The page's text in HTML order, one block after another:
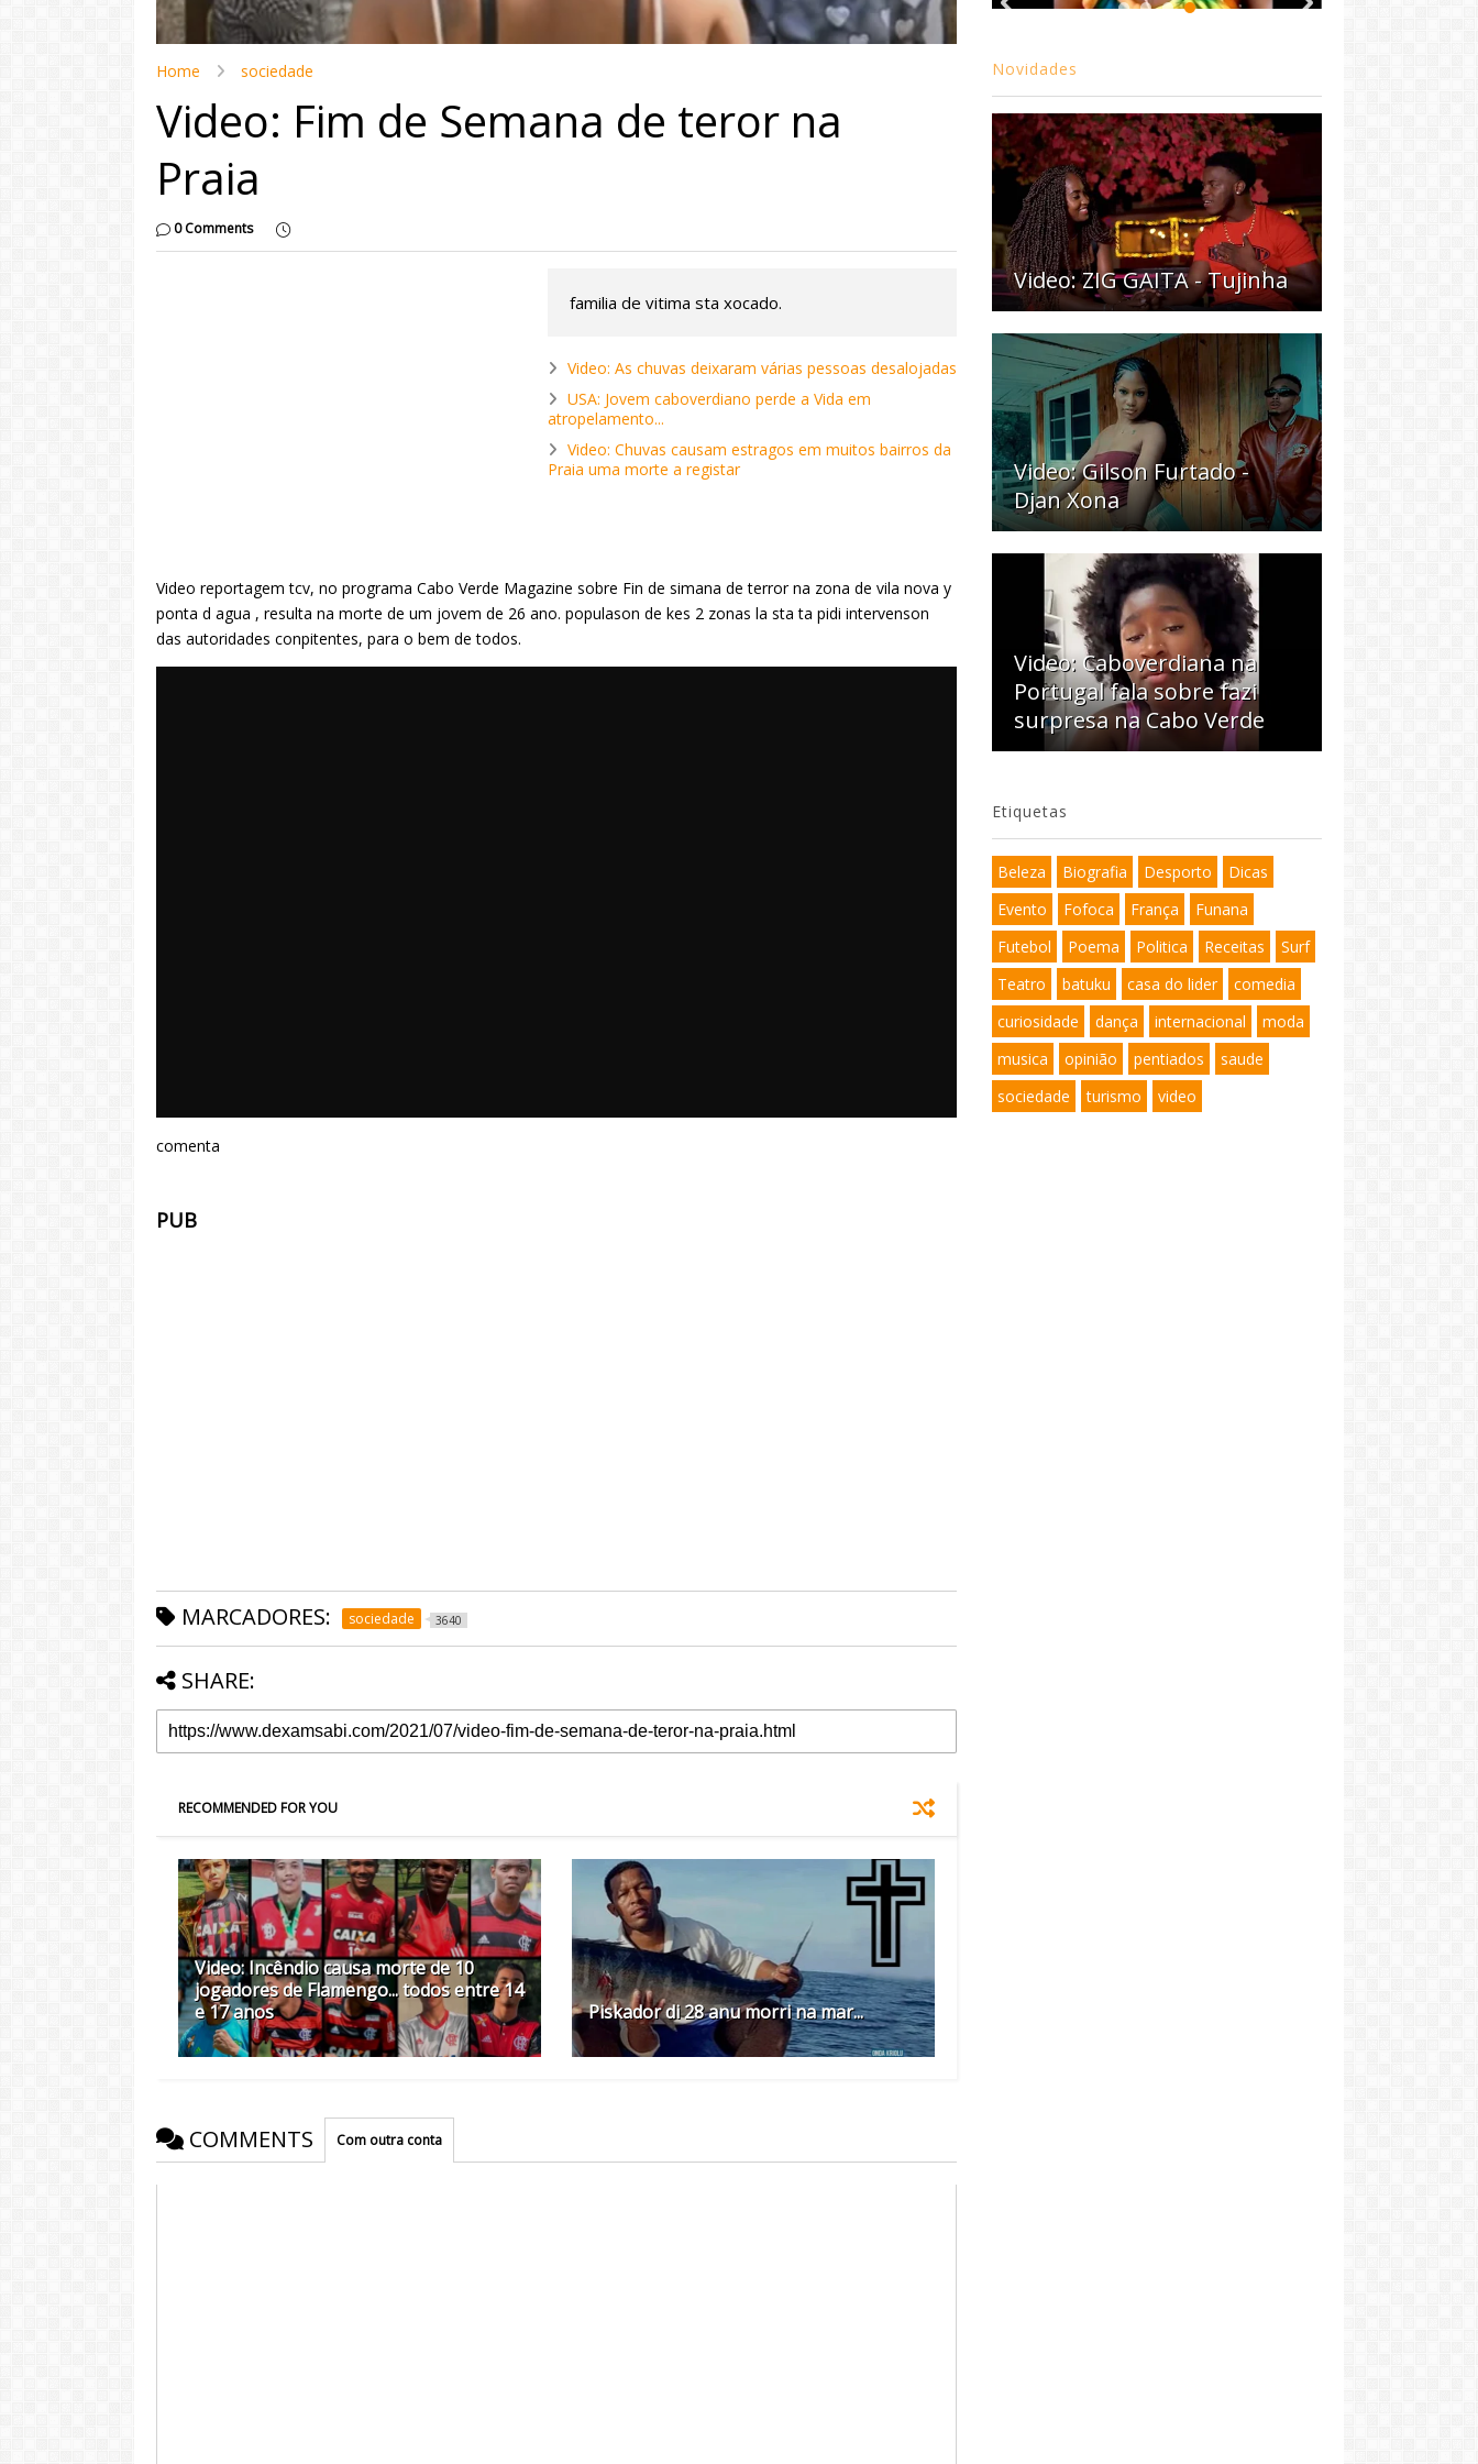
Home sociedade
Video: Fim de Semana de teror na
Praia
0 Comments
familia de vitima sta xocado.
Video: As chuvas deixaram várias pessoas desalojadas
USA: Jovem caboverdiano perde a Vida em
atropelamento...
Video: Chuvas causam estragos em muitos bairros da
Praia uma morte a registar
Video reportagem tcv, no programa Cabo Verde Magazine sobre Fin de simana de terror na zona de vila nova y
ponta d agua , resulta na morte de um jovem de 26 ano. populason de kes 2 zonas la sta ta pidi intervenson
das autoridades conpitentes, para o bem de todos.
comenta
PUB
MARCADORES: sociedade 3640
SHARE:
RECOMMENDED FOR YOU
Video: Incêndio causa morte de 10
jogadores de Flamengo... todos entre 14
e 17 anos
Piskador di 28 anu morri na mar...
COMMENTS Com outra conta
Novidades
Video: ZIG GAITA - Tujinha
Video: Gilson Furtado -
Djan Xona
Video: Caboverdiana na
Portugal fala sobre fazi
surpresa na Cabo Verde
Etiquetas
Beleza Biografia Desporto
Dicas
Evento
Fofoca França
Funana
Futebol
Poema Politica Receitas
Surf
Teatro
batuku casa do lider
comedia
curiosidade
dança internacional
moda
musica
opinião pentiados
saude
sociedade
turismo video